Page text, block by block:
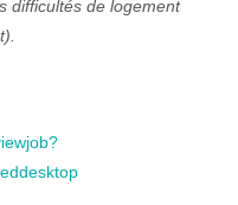
difficultés de logement